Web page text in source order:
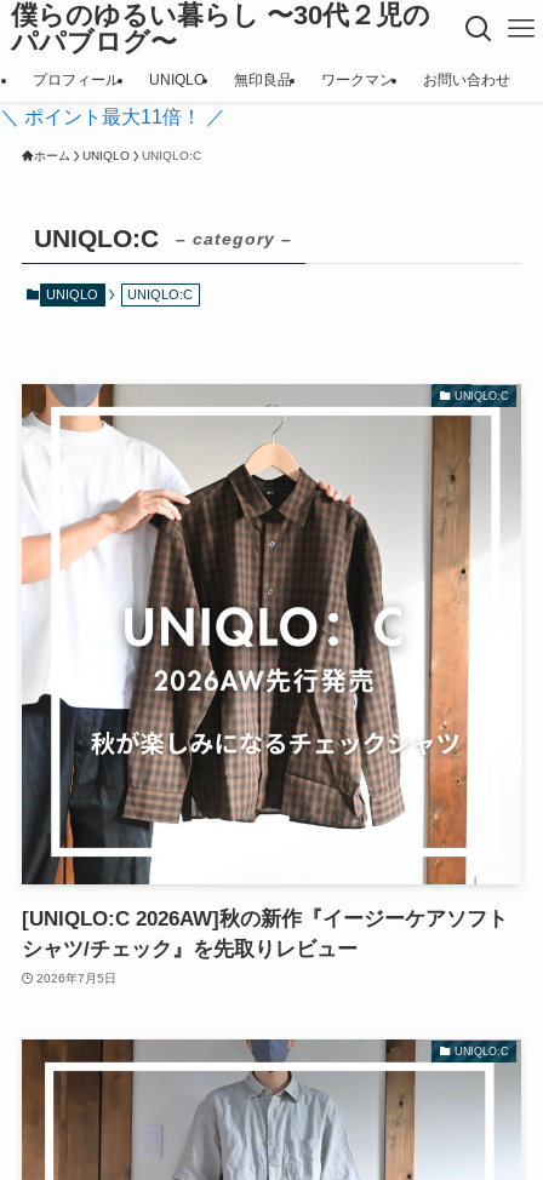
僕らのゆるい暮らし 〜30代２児の
パパブログ〜
プロフィール UNIQLO 無印良品 ワークマン お問い合わせ
＼ ポイント最大11倍！ ／
ホーム UNIQLO UNIQLO:C
UNIQLO:C – category –
UNIQLO UNIQLO:C
UNIQLO:C
[UNIQLO:C 2026AW]秋の新作『イージーケアソフト
シャツ/チェック』を先取りレビュー
2026年7月5日
UNIQLO:C